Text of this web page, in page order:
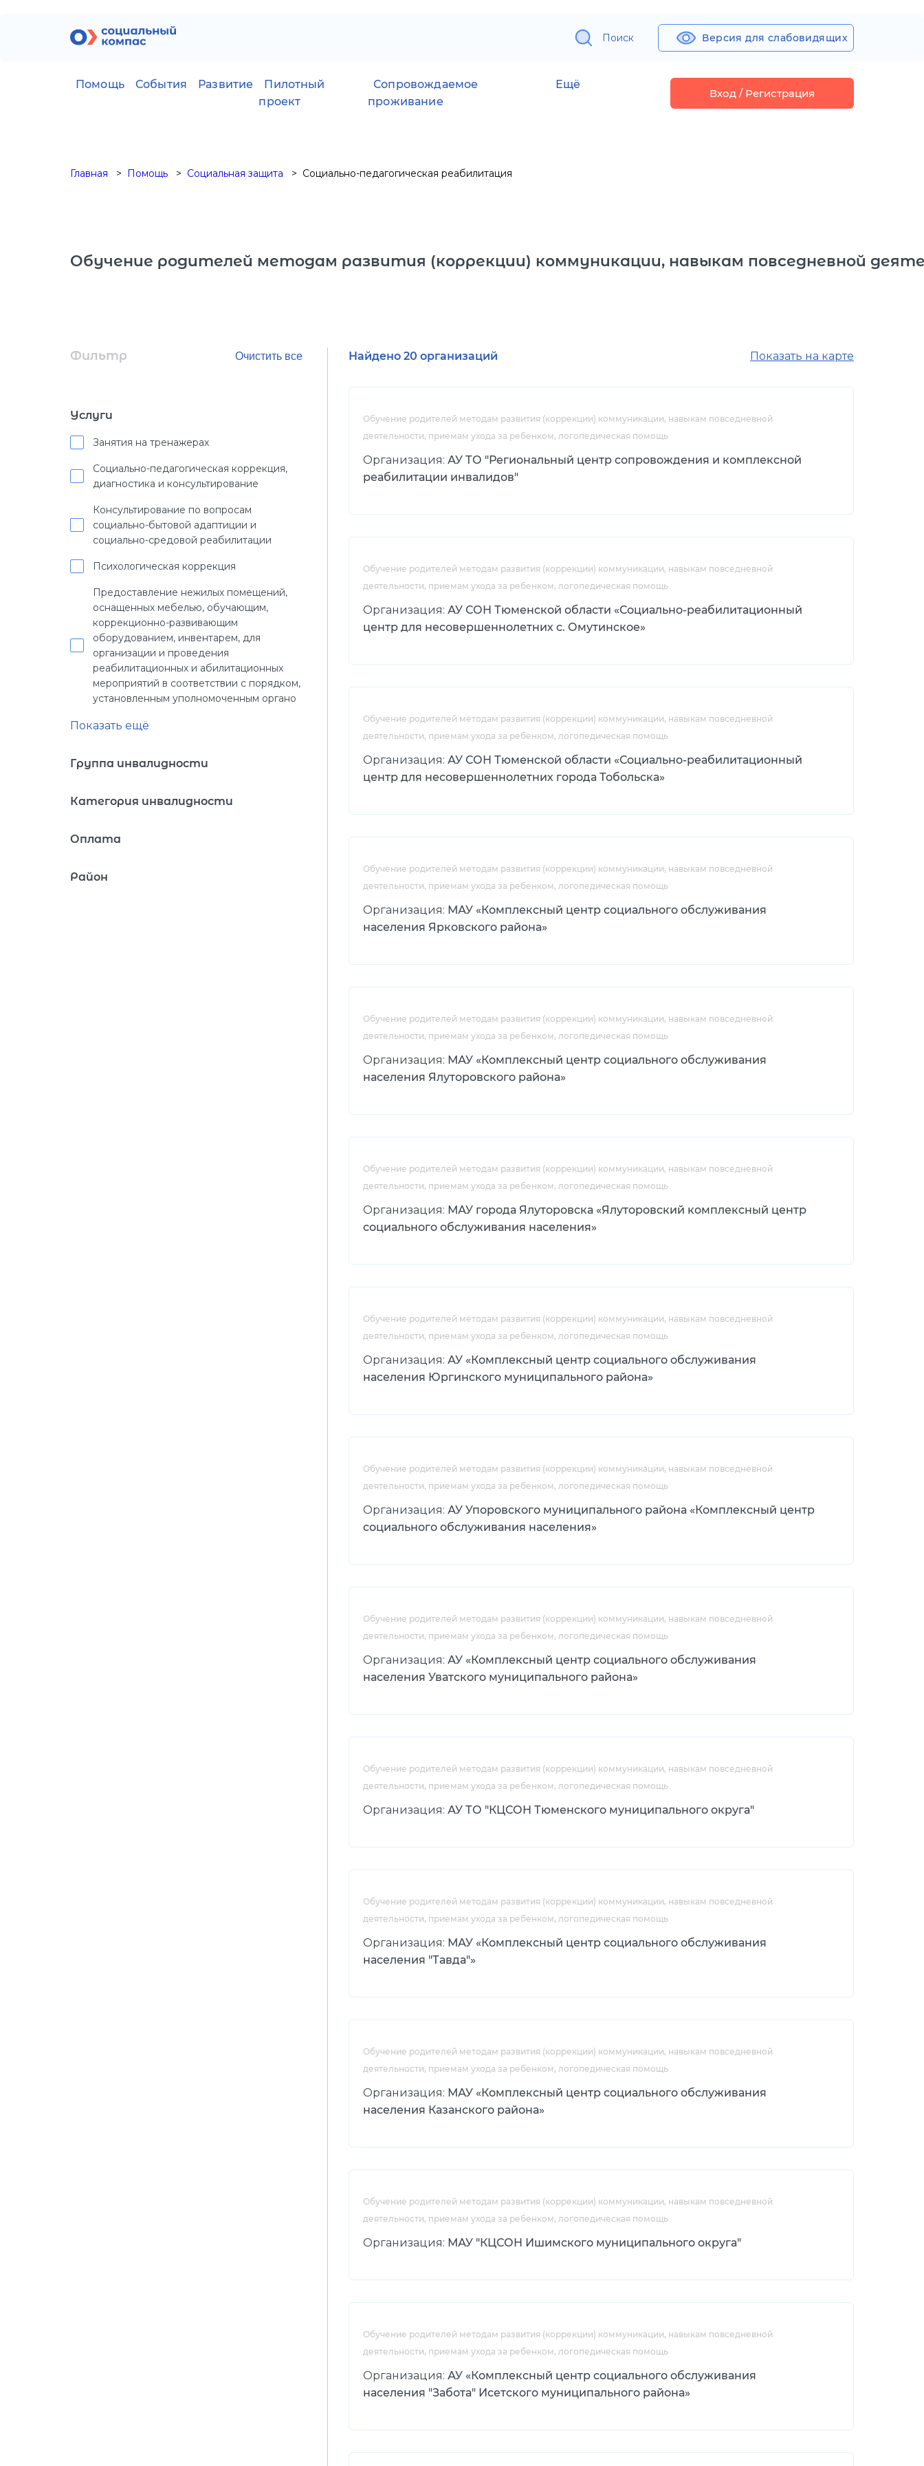
Поиск Версия для слабовидящих
Помощь События Развитие
Пилотный
проект
Сопровождаемое
проживание
Ещё
Вход / Регистрация
Главная Помощь Социальная защита Социально-педагогическая реабилитация
Обучение родителей методам развития (коррекции) коммуникации, навыкам повседневной
Фильтр
Услуги
Занятия на тренажерах
Социально-педагогическая коррекция,
диагностика и консультирование
Консультирование по вопросам
социально-бытовой адаптиции и
социально-средовой реабилитации
Психологическая коррекция
Предоставление нежилых помещений,
оснащенных мебелью, обучающим,
коррекционно-развивающим
оборудованием, инвентарем, для
организации и проведения
реабилитационных и абилитационных
мероприятий в соответствии с порядком,
установленным уполномоченным органо
Показать ещё
Группа инвалидности
Категория инвалидности
Оплата
Район
Найдено 20 организаций Показать на карте
Обучение родителей методам развития (коррекции) коммуникации, навыкам повседневной
деятельности, приемам ухода за ребенком, логопедическая помощь
Организация: АУ ТО "Региональный центр сопровождения и комплексной
реабилитации инвалидов"
Обучение родителей методам развития (коррекции) коммуникации, навыкам повседневной
деятельности, приемам ухода за ребенком, логопедическая помощь
Организация: АУ СОН Тюменской области «Социально-реабилитационный
центр для несовершеннолетних с. Омутинское»
Обучение родителей методам развития (коррекции) коммуникации, навыкам повседневной
деятельности, приемам ухода за ребенком, логопедическая помощь
Организация: АУ СОН Тюменской области «Социально-реабилитационный
центр для несовершеннолетних города Тобольска»
Обучение родителей методам развития (коррекции) коммуникации, навыкам повседневной
деятельности, приемам ухода за ребенком, логопедическая помощь
Организация: МАУ «Комплексный центр социального обслуживания
населения Ярковского района»
Обучение родителей методам развития (коррекции) коммуникации, навыкам повседневной
деятельности, приемам ухода за ребенком, логопедическая помощь
Организация: МАУ «Комплексный центр социального обслуживания
населения Ялуторовского района»
Обучение родителей методам развития (коррекции) коммуникации, навыкам повседневной
деятельности, приемам ухода за ребенком, логопедическая помощь
Организация: МАУ города Ялуторовска «Ялуторовский комплексный центр
социального обслуживания населения»
Обучение родителей методам развития (коррекции) коммуникации, навыкам повседневной
деятельности, приемам ухода за ребенком, логопедическая помощь
Организация: АУ «Комплексный центр социального обслуживания
населения Юргинского муниципального района»
Обучение родителей методам развития (коррекции) коммуникации, навыкам повседневной
деятельности, приемам ухода за ребенком, логопедическая помощь
Организация: АУ Упоровского муниципального района «Комплексный центр
социального обслуживания населения»
Обучение родителей методам развития (коррекции) коммуникации, навыкам повседневной
деятельности, приемам ухода за ребенком, логопедическая помощь
Организация: АУ «Комплексный центр социального обслуживания
населения Уватского муниципального района»
Обучение родителей методам развития (коррекции) коммуникации, навыкам повседневной
деятельности, приемам ухода за ребенком, логопедическая помощь
Организация: АУ ТО "КЦСОН Тюменского муниципального округа"
Обучение родителей методам развития (коррекции) коммуникации, навыкам повседневной
деятельности, приемам ухода за ребенком, логопедическая помощь
Организация: МАУ «Комплексный центр социального обслуживания
населения "Тавда"»
Обучение родителей методам развития (коррекции) коммуникации, навыкам повседневной
деятельности, приемам ухода за ребенком, логопедическая помощь
Организация: МАУ «Комплексный центр социального обслуживания
населения Казанского района»
Обучение родителей методам развития (коррекции) коммуникации, навыкам повседневной
деятельности, приемам ухода за ребенком, логопедическая помощь
Организация: МАУ "КЦСОН Ишимского муниципального округа"
Обучение родителей методам развития (коррекции) коммуникации, навыкам повседневной
деятельности, приемам ухода за ребенком, логопедическая помощь
Организация: АУ «Комплексный центр социального обслуживания
населения "Забота" Исетского муниципального района»